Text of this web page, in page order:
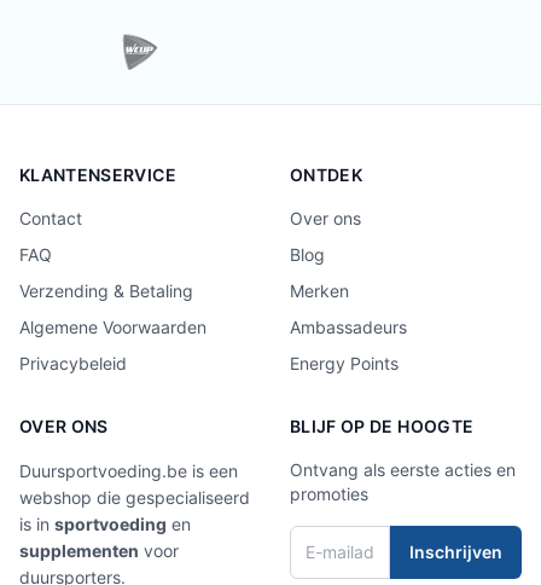
KLANTENSERVICE
Contact
FAQ
Verzending & Betaling
Algemene Voorwaarden
Privacybeleid
ONTDEK
Over ons
Blog
Merken
Ambassadeurs
Energy Points
OVER ONS
Duursportvoeding.be is een
webshop die gespecialiseerd
is in sportvoeding en
supplementen voor
duursporters.
BLIJF OP DE HOOGTE
Ontvang als eerste acties en
promoties
Inschrijven